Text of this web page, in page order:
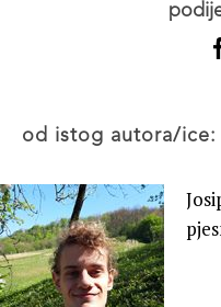
od istog autora/ice: